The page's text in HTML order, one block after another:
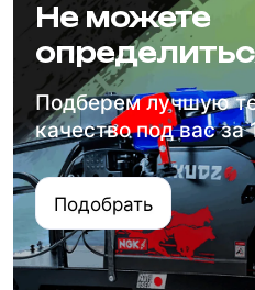
Не можете
Подберем лучшую
качество под вас за
Подобрать